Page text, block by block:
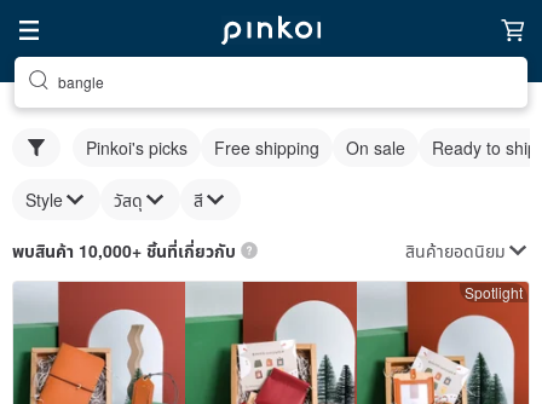
bangle
Pinkoi's picks Free shipping On sale Ready to ship
Style วัสดุ สี
พบสินค้า 10,000+ ชิ้นที่เกี่ยวกับ สินค้ายอดนิยม
Spotlight